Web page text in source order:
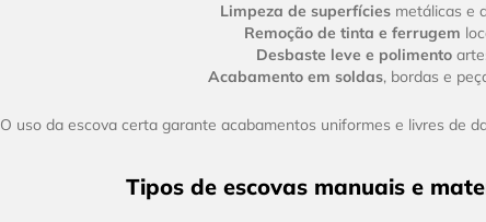
Limpeza de superfícies metálicas e
Remoção de tinta e ferrugem
Desbaste leve e polimento
Acabamento em soldas, bordas e
O uso da escova certa garante acabamentos uniformes e livres de
Tipos de escovas manuais e